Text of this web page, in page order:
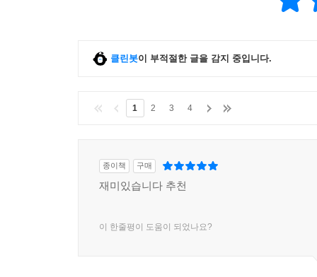
클린봇이 부적절한 글을 감지 중입니다.
1 2 3 4
종이책 구매
재미있습니다 추천
이 한줄평이 도움이 되었나요?